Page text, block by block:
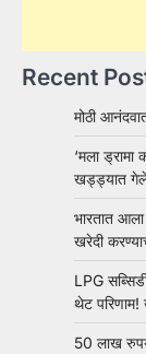
Recent
मोठी
‘मला
खड्ड्यात गेले
भारतात
खरेदी
LPG
थेट परिणाम!
50 लाख